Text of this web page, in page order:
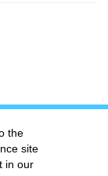
the
site
in our